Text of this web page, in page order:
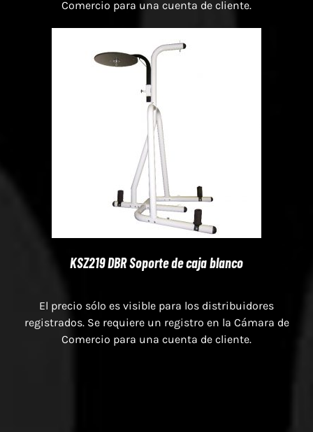
Comercio para una cuenta de cliente.
KSZ219 DBR Soporte de caja blanco
El precio sólo es visible para los distribuidores
registrados. Se requiere un registro en la Cámara de
Comercio para una cuenta de cliente.